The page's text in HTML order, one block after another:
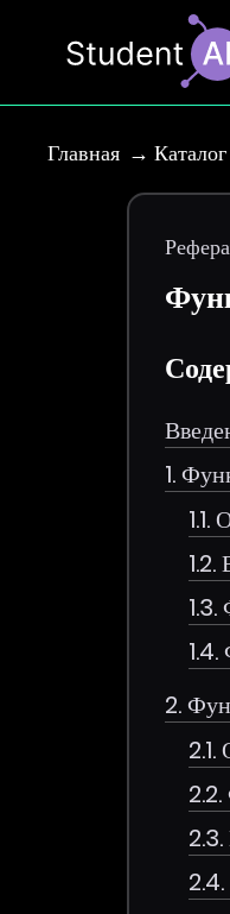
Главная
1.
2.